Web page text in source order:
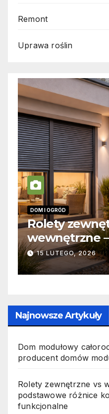
Remont
Uprawa roślin
zewnętrzne vs
–
konstrukcyjne i
2026
Najnowsze Artykuły
Dom modułowy
producent domów
Rolety zewnętrzne vs
podstawowe różnice
funkcjonalne